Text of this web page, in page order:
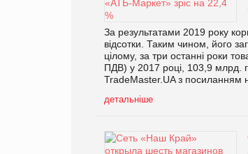
За результатами 2019 року
відсотки. Таким чином, його
цілому, за три останні роки
ПДВ) у 2017 році, 103,9 млрд.
TradeMaster.UA з посиланням
детальніше